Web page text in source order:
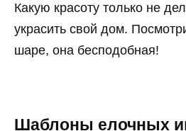
Какую красоту только не
украсить свой дом.
шаре, она бесподобная!
Шаблоны елочных